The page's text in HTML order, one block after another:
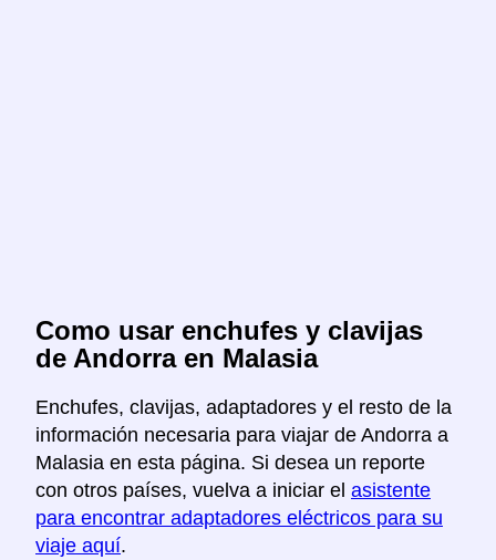
Como usar enchufes y clavijas
de Andorra en Malasia
Enchufes, clavijas, adaptadores y el resto de la
información necesaria para viajar de Andorra a
Malasia en esta página. Si desea un reporte
con otros países, vuelva a iniciar el asistente
para encontrar adaptadores eléctricos para su
viaje aquí.